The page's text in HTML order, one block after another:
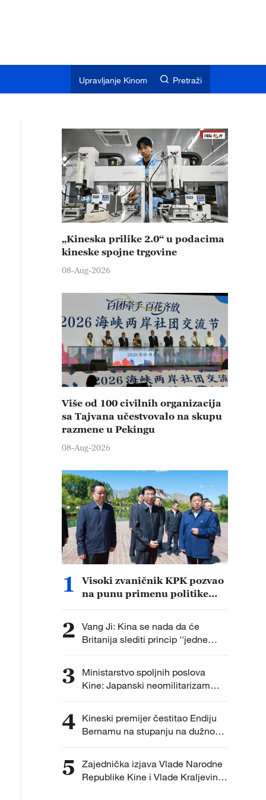
Upravljanje Kinom Pretraži
„Kineska prilike 2.0“ u podacima
kineske spojne trgovine
08-Aug-2026
Više od 100 civilnih organizacija
sa Tajvana učestvovalo na skupu
razmene u Pekingu
08-Aug-2026
1
Visoki zvaničnik KPK pozvao
na punu primenu politike
2 Vang Ji: Kina se nada da će
Britanija slediti princip ''jedne
Kine''
3
Ministarstvo spoljnih poslova
Kine: Japanski neomilitarizam
pokazao svoje pravo lice
4 Kineski premijer čestitao Endiju
Bernamu na stupanju na dužnost
britanskog premijera
5
Zajednička izjava Vlade Narodne
Republike Kine i Vlade Kraljevine